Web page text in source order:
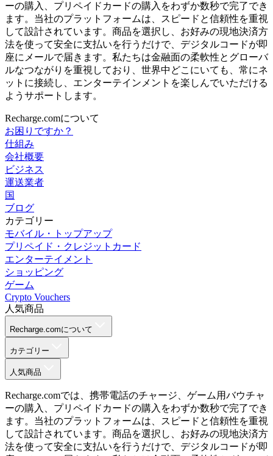
ーの購入、プリペイドカードの購入をわずか数秒で完了でき
ます。当社のプラットフォームは、スピードと信頼性を重視
して設計されています。商品を選択し、お好みの現地決済方
法を使って安全に支払いを行うだけで、デジタルコードが即
座にメールで届きます。私たちは金融面の柔軟性とグローバ
ルなつながりを重視しており、世界中どこにいても、常にネ
ットに接続し、エンターテインメントを楽しんでいただける
ようサポートします。
Recharge.comについて
お困りですか？
仕組み
会社概要
ビジネス
運送業者
国
ブログ
カテゴリー
モバイル・トップアップ
プリペイド・クレジットカード
エンターテイメント
ショッピング
ゲーム
Crypto Vouchers
人気商品
Recharge.comについて
カテゴリー
人気商品
Recharge.comでは、携帯電話のチャージ、ゲーム用バウチャ
ーの購入、プリペイドカードの購入をわずか数秒で完了でき
ます。当社のプラットフォームは、スピードと信頼性を重視
して設計されています。商品を選択し、お好みの現地決済方
法を使って安全に支払いを行うだけで、デジタルコードが即